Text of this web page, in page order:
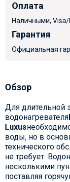
Оплата
Наличными,
Гарантия
Официальная
Обзор
Для длительной
водонагревателя
Luxus
воды, но в
технического
не требует.
несколькими
поставляя